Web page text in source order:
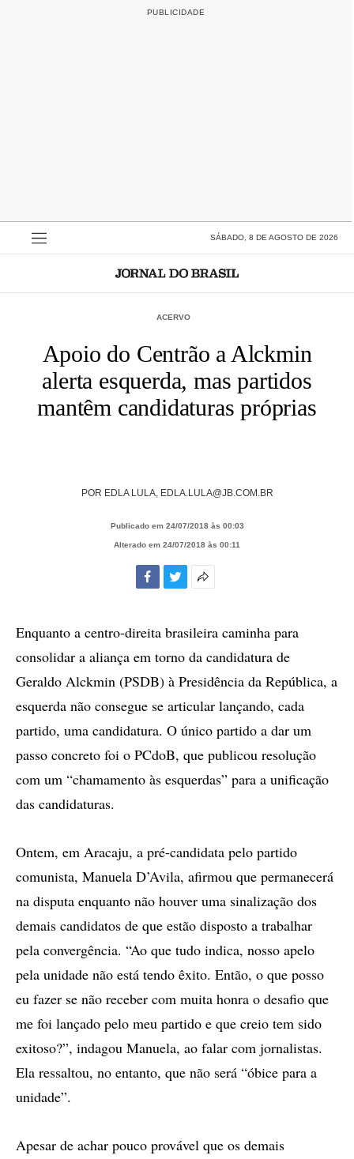
SÁBADO, 8 DE AGOSTO DE 2026
ACERVO
Apoio do Centrão a Alckmin
alerta esquerda, mas partidos
mantêm candidaturas próprias
POR EDLA LULA, EDLA.LULA@JB.COM.BR
Publicado em 24/07/2018 às 00:03
Alterado em 24/07/2018 às 00:11
compartilhamento
Enquanto a centro-direita brasileira caminha para
consolidar a aliança em torno da candidatura de
Geraldo Alckmin (PSDB) à Presidência da República, a
esquerda não consegue se articular lançando, cada
partido, uma candidatura. O único partido a dar um
passo concreto foi o PCdoB, que publicou resolução
com um “chamamento às esquerdas” para a unificação
das candidaturas.
Ontem, em Aracaju, a pré-candidata pelo partido
comunista, Manuela D’Avila, afirmou que permanecerá
na disputa enquanto não houver uma sinalização dos
demais candidatos de que estão disposto a trabalhar
pela convergência. “Ao que tudo indica, nosso apelo
pela unidade não está tendo êxito. Então, o que posso
eu fazer se não receber com muita honra o desafio que
me foi lançado pelo meu partido e que creio tem sido
exitoso?”, indagou Manuela, ao falar com jornalistas.
Ela ressaltou, no entanto, que não será “óbice para a
unidade”.
Apesar de achar pouco provável que os demais